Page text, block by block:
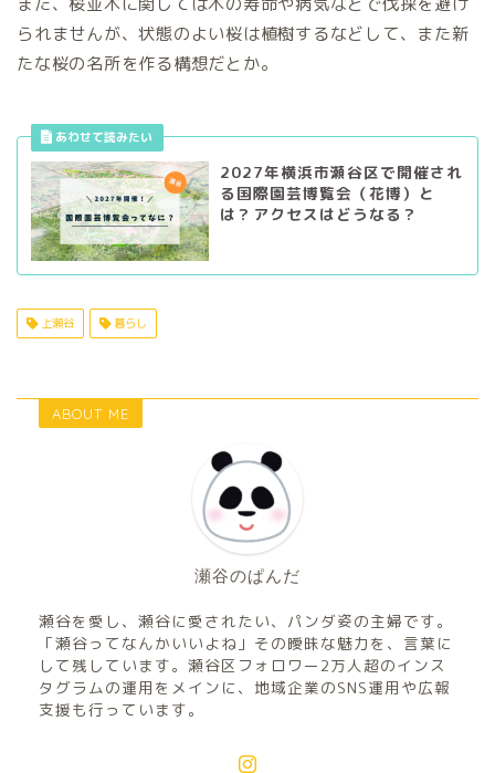
られませんが、状態のよい桜は植樹するなどして、また新
たな桜の名所を作る構想だとか。
2027年横浜市瀬谷区で開催され
る国際園芸博覧会（花博）と
は？アクセスはどうなる？
上瀬谷 暮らし
ABOUT ME
瀬谷のぱんだ
瀬谷を愛し、瀬谷に愛されたい、パンダ姿の主婦です。
「瀬谷ってなんかいいよね」その曖昧な魅力を、言葉に
して残しています。瀬谷区フォロワー2万人超のインス
タグラムの運用をメインに、地域企業のSNS運用や広報
支援も行っています。